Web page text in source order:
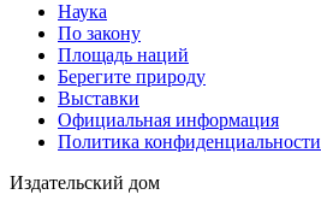
Наука
По закону
Площадь наций
Берегите природу
Выставки
Официальная информация
Политика конфиденциальности
Издательский дом